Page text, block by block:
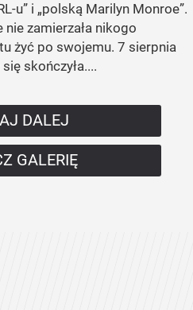
u” i „polską Marilyn Monroe”.
nie zamierzała nikogo
żyć po swojemu. 7 sierpnia
skończyła....
DALEJ
GALERIĘ